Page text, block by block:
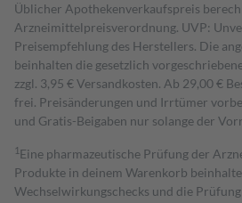
Üblicher Apothekenverkaufspreis
Arzneimittelpreisverordnung. UVP:
Preisempfehlung des Herstellers. Die
beinhalten die gesetzlich
zzgl. 3,95 € Versandkosten. Ab 29,00 €
frei. Preisänderungen und Irrtümer
und Gratis-Beigaben nur solange der
1 Eine pharmazeutische Prüfung der
Produkte in deinem Warenkorb
Wechselwirkungschecks und die